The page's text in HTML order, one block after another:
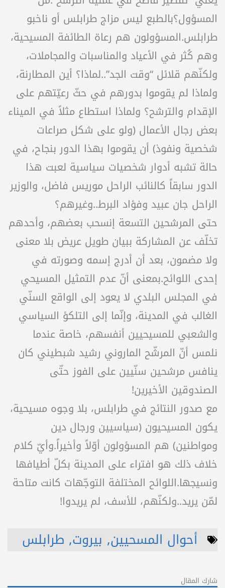
المسؤول؟بالطبع ليس مزاج طرابلس أو ناخبو
طرابلس.المسؤولون هم رعاة الطائفة المسيحية،
وهم كُثر في الأعياد والمناسبات والمجاملات،
ولكنّهم قلائل “وقت الجد”..لماذا؟ أين المطارنة،
ولماذا لم يقوموا بدورهم في حثّ رعيّتهم على
الإقدام والترشح؟ ولماذا استطاع مثلاً في الميناء
بعض رجال الأعمال (ولو على شكل صراعات
شخصية ونفوذ) أن يقوموا بهذا الدور بنجاح، في
حالة تشبه أدوار شخصيات سياسية لعبت هذا
الدور سابقاً كالنائب الراحل موريس فاضل، والوزير
الراحل جان عبيد وفؤاد البرط..وغيرهم؟
حتى المرشحين التسعة إنسحب بعضهم، وأحدهم
تخلّف عن المشاركة ببيان طويل عريض بلا معنى
ولا مضمون، بعد أن أدرج إسمه وصورته في
إحدى اللوائح.بمعنى أنّ عدم التمثيل المسيحي
في المجلس البلدي لا يعود إلى الواقع السنّي
الغالب في المدينة، وإنّما إلى التلكؤ السياسي
والشعبي للمسيحيين أنفسهم، خاصة عندما
نلمس أنّ المرشّح الماروني رشيد شبطيني كان
ينافس مرشحين سنّيين على الفوز حتّى
الصندوقين الأخيرين!
مع صدور النتائج في طرابلس، بلا وجوه مسيحية،
يكون المسيحيون (سياسيين ورجال دين
ومواطنين) هم المسؤولون أوّلاً وأخيراً.وأيّ كلام
خلاف ذلك هو افتراء على المدينة بكلّ أطيافها
ونسيجها.اللوائح المختلفة التوجّهات كانت متاحة
لمّن يريد..ولكنّهم، للأسف، لم يريدوا!
أحوال المسحيين, بيروت, طرابلس
شارك المقال